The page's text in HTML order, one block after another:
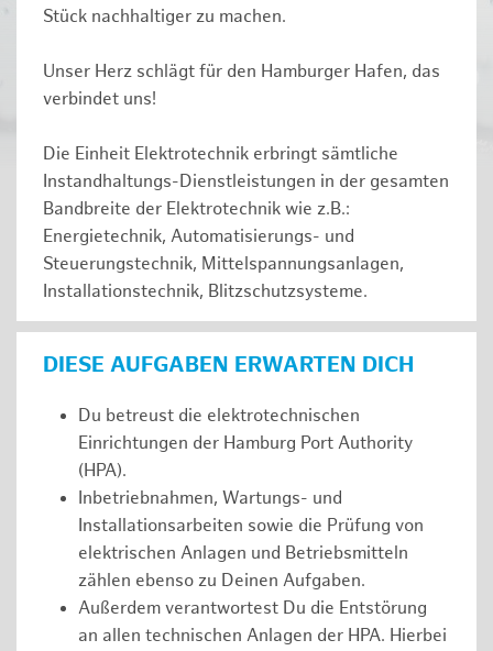
Stück nachhaltiger zu machen.
Unser Herz schlägt für den Hamburger Hafen, das
verbindet uns!
Die Einheit Elektrotechnik erbringt sämtliche
Instandhaltungs-Dienstleistungen in der gesamten
Bandbreite der Elektrotechnik wie z.B.:
Energietechnik, Automatisierungs- und
Steuerungstechnik, Mittelspannungsanlagen,
Installationstechnik, Blitzschutzsysteme.
DIESE AUFGABEN ERWARTEN DICH
Du betreust die elektrotechnischen
Einrichtungen der Hamburg Port Authority
(HPA).
Inbetriebnahmen, Wartungs- und
Installationsarbeiten sowie die Prüfung von
elektrischen Anlagen und Betriebsmitteln
zählen ebenso zu Deinen Aufgaben.
Außerdem verantwortest Du die Entstörung
an allen technischen Anlagen der HPA. Hierbei